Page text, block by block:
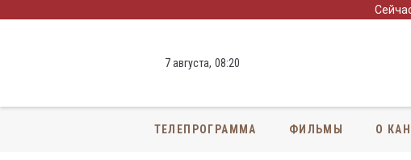
7 августа, 08:20
ТЕЛЕПРОГРАММА ФИЛЬМЫ О